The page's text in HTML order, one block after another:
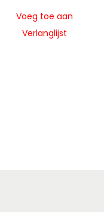
Voeg toe aan
Verlanglijst